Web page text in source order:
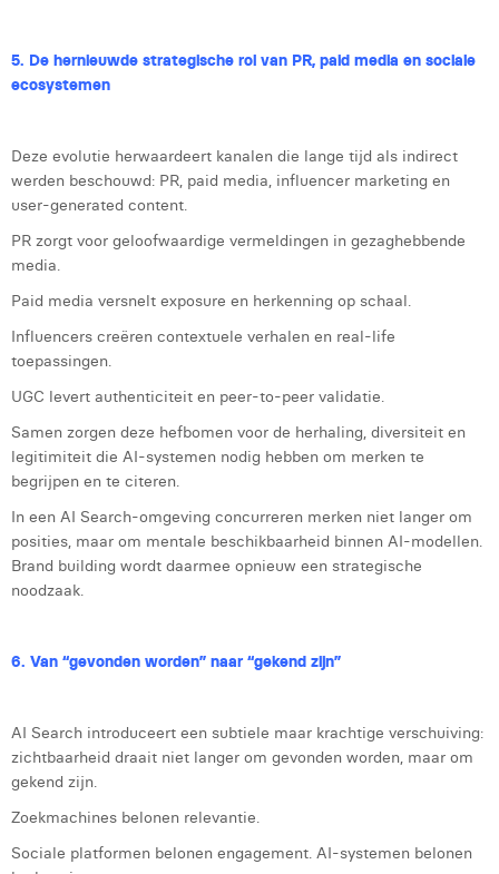
5. De hernieuwde strategische rol van PR, paid media en sociale
ecosystemen
Deze evolutie herwaardeert kanalen die lange tijd als indirect
werden beschouwd: PR, paid media, influencer marketing en
user-generated content.
PR zorgt voor geloofwaardige vermeldingen in gezaghebbende
media.
Paid media versnelt exposure en herkenning op schaal.
Influencers creëren contextuele verhalen en real-life
toepassingen.
UGC levert authenticiteit en peer-to-peer validatie.
Samen zorgen deze hefbomen voor de herhaling, diversiteit en
legitimiteit die AI-systemen nodig hebben om merken te
begrijpen en te citeren.
In een AI Search-omgeving concurreren merken niet langer om
posities, maar om mentale beschikbaarheid binnen AI-modellen.
Brand building wordt daarmee opnieuw een strategische
noodzaak.
6. Van “gevonden worden” naar “gekend zijn”
AI Search introduceert een subtiele maar krachtige verschuiving:
zichtbaarheid draait niet langer om gevonden worden, maar om
gekend zijn.
Zoekmachines belonen relevantie.
Sociale platformen belonen engagement. AI-systemen belonen